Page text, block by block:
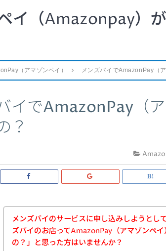
イ（Amazonpay）
（アマゾンペイ） メンズバイでAmazonPay（
イでAmazonPay（
？
メンズバイのサービスに申し込みしようとし
ズバイのお店ってAmazonPay（アマゾンペイ
の？」と思った方はいませんか？